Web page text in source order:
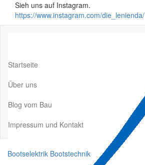
Inhalt
springen
Sieh uns auf Instagram.
https://www.instagram.com/die_lenienda/
Startseite
Über uns
Blog vom Bau
Impressum und Kontakt
Bootselektrik Bootstechnik